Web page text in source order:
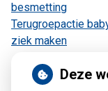
besmetting
Terugroepactie
ziek maken
Deze